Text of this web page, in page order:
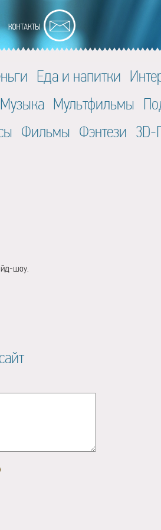
Еда и напитки
Музыка Мультфильмы
Фильмы Фэнтези 3D-
шоу.